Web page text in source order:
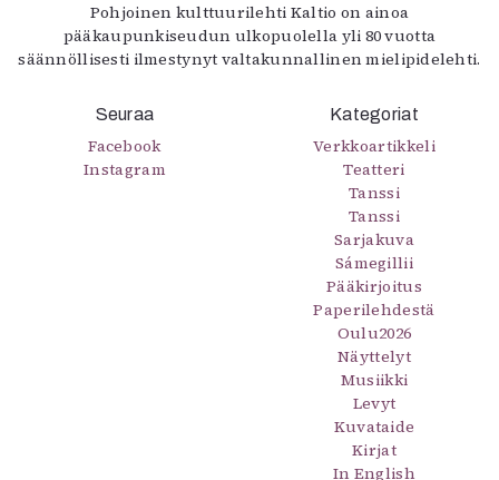
Pohjoinen kulttuurilehti Kaltio on ainoa
pääkaupunkiseudun ulkopuolella yli 80 vuotta
säännöllisesti ilmestynyt valtakunnallinen mielipidelehti.
Seuraa
Facebook
Instagram
Kategoriat
Verkkoartikkeli
Teatteri
Tanssi
Tanssi
Sarjakuva
Sámegillii
Pääkirjoitus
Paperilehdestä
Oulu2026
Näyttelyt
Musiikki
Levyt
Kuvataide
Kirjat
In English